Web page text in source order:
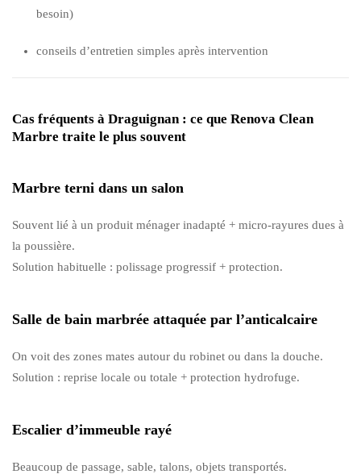
besoin)
conseils d’entretien simples après intervention
Cas fréquents à Draguignan : ce que Renova Clean
Marbre traite le plus souvent
Marbre terni dans un salon
Souvent lié à un produit ménager inadapté + micro-rayures dues à
la poussière.
Solution habituelle : polissage progressif + protection.
Salle de bain marbrée attaquée par l’anticalcaire
On voit des zones mates autour du robinet ou dans la douche.
Solution : reprise locale ou totale + protection hydrofuge.
Escalier d’immeuble rayé
Beaucoup de passage, sable, talons, objets transportés.